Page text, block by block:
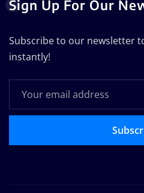
Sign Up For Our
Subscribe to our newsletter
instantly!